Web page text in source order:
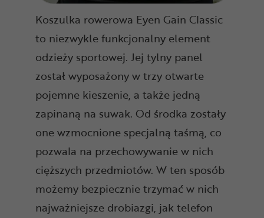
Koszulka rowerowa Eyen Gain Classic
to niezwykle funkcjonalny element
odzieży sportowej. Jej tylny panel
został wyposażony w trzy otwarte
pojemne kieszenie, a także jedną
zapinaną na suwak. Od środka zostały
one wzmocnione specjalną taśmą, co
pozwala na przechowywanie w nich
cięższych przedmiotów. W ten sposób
możemy bezpiecznie trzymać w nich
najważniejsze drobiazgi, jak telefon